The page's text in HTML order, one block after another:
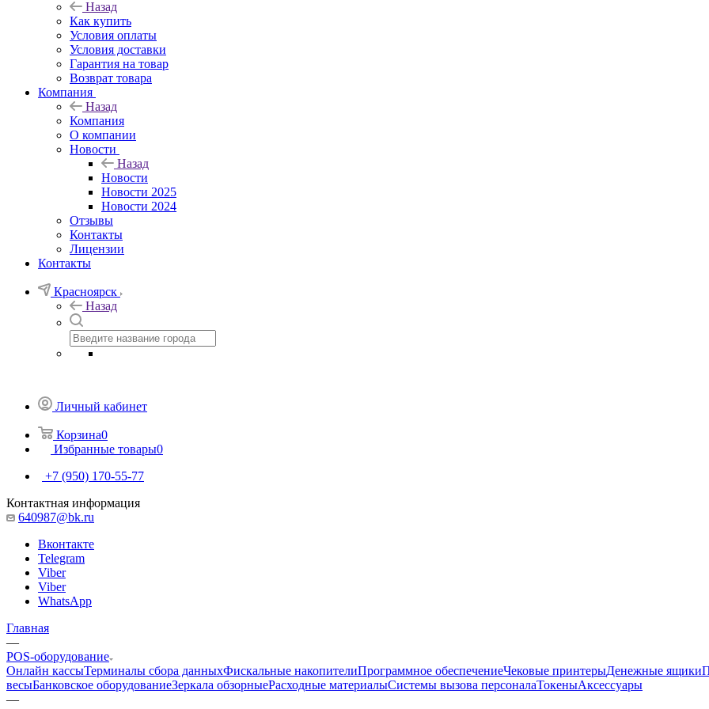
Назад
Как купить
Условия оплаты
Условия доставки
Гарантия на товар
Возврат товара
Компания
Назад
Компания
О компании
Новости
Назад
Новости
Новости 2025
Новости 2024
Отзывы
Контакты
Лицензии
Контакты
Красноярск
Назад
Личный кабинет
Корзина0
Избранные товары0
+7 (950) 170-55-77
Контактная информация
640987@bk.ru
Вконтакте
Telegram
Viber
Viber
WhatsApp
Главная
—
POS-оборудование
Онлайн кассыТерминалы сбора данныхФискальные накопителиПрограммное обеспечениеЧековые принтерыДенежные ящики
весыБанковское оборудованиеЗеркала обзорныеРасходные материалыСистемы вызова персоналаТокеныАксессуары
—